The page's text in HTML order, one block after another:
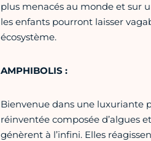
plus menacés au monde et sur
les enfants pourront laisser
écosystème.
AMPHIBOLIS :
Bienvenue dans une luxuriante
réinventée composée d’algues
génèrent à l’infini. Elles